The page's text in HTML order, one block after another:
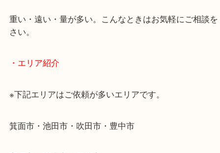
使わないものを売りたいけど値段がつくかわから
ださい。
・出張買取のご紹介
遠方のお客様・お品物が多いお客様へは近場でも出